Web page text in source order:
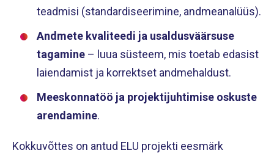
teadmisi (standardiseerimine, andmeanalüüs).
Andmete kvaliteedi ja usaldusväärsuse
tagamine – luua süsteem, mis toetab edasist
laiendamist ja korrektset andmehaldust.
Meeskonnatöö ja projektijuhtimise oskuste
arendamine.
Kokkuvõttes on antud ELU projekti eesmärk